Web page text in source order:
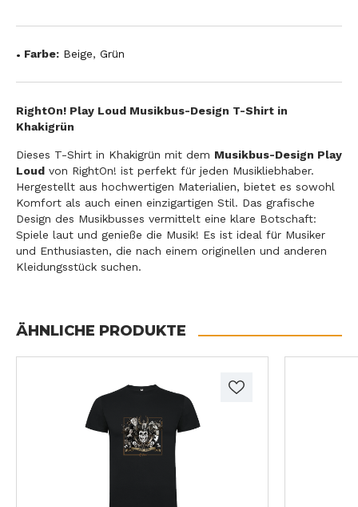
Farbe: Beige, Grün
RightOn! Play Loud Musikbus-Design T-Shirt in
Khakigrün
Dieses T-Shirt in Khakigrün mit dem Musikbus-Design Play
Loud von RightOn! ist perfekt für jeden Musikliebhaber.
Hergestellt aus hochwertigen Materialien, bietet es sowohl
Komfort als auch einen einzigartigen Stil. Das grafische
Design des Musikbusses vermittelt eine klare Botschaft:
Spiele laut und genieße die Musik! Es ist ideal für Musiker
und Enthusiasten, die nach einem originellen und anderen
Kleidungsstück suchen.
ÄHNLICHE PRODUKTE